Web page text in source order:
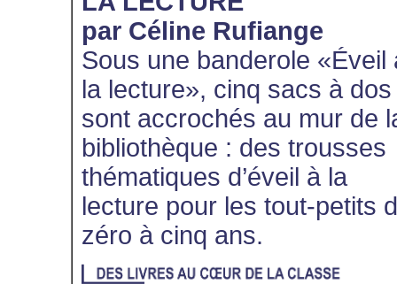
par Céline Rufiange
Sous une banderole «Éveil
la lecture», cinq sacs à dos
sont accrochés au mur de
bibliothèque : des trousses
thématiques d’éveil à la
lecture pour les tout-petits
zéro à cinq ans.